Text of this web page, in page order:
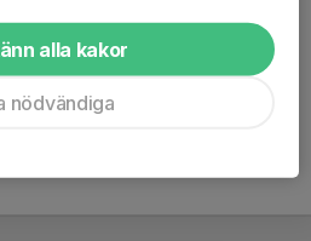
alla kakor
nödvändiga